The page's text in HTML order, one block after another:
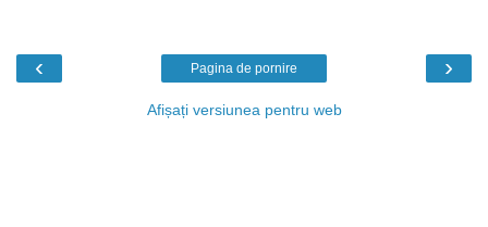
‹ ›
Pagina de pornire
Afișați versiunea pentru web